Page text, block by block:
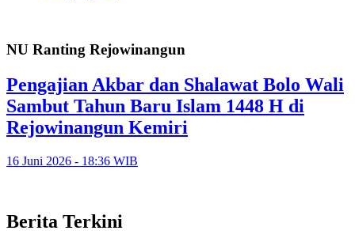
NU Ranting Rejowinangun
Pengajian Akbar dan Shalawat Bolo Wali
Sambut Tahun Baru Islam 1448 H di
Rejowinangun Kemiri
16 Juni 2026 - 18:36 WIB
Berita Terkini